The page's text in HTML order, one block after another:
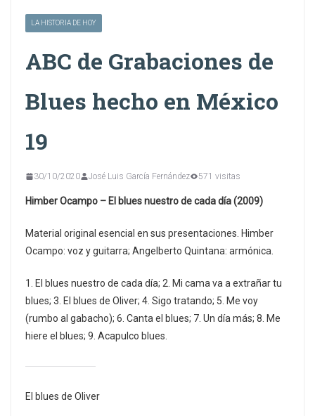
LA HISTORIA DE HOY
ABC de Grabaciones de
Blues hecho en México
19
30/10/2020 José Luis García Fernández 571 visitas
Himber Ocampo – El blues nuestro de cada día (2009)
Material original esencial en sus presentaciones. Himber
Ocampo: voz y guitarra; Angelberto Quintana: armónica.
1. El blues nuestro de cada día; 2. Mi cama va a extrañar tu
blues; 3. El blues de Oliver; 4. Sigo tratando; 5. Me voy
(rumbo al gabacho); 6. Canta el blues; 7. Un día más; 8. Me
hiere el blues; 9. Acapulco blues.
El blues de Oliver